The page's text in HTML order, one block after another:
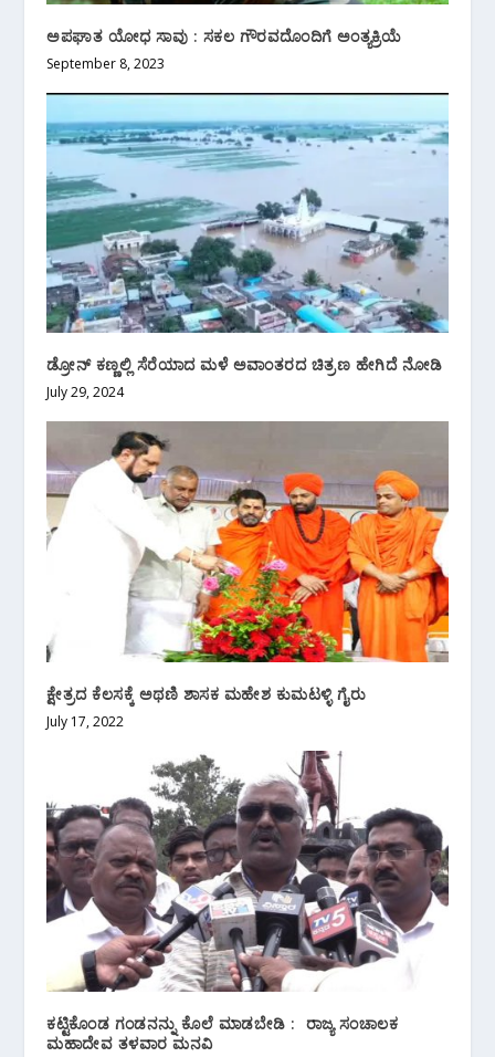
ಅಪಘಾತ ಯೋಧ ಸಾವು : ಸಕಲ ಗೌರವದೊಂದಿಗೆ ಅಂತ್ಯಕ್ರಿಯೆ
September 8, 2023
ಡ್ರೋನ್ ಕಣ್ಣಲ್ಲಿ ಸೆರೆಯಾದ ಮಳೆ ಅವಾಂತರದ ಚಿತ್ರಣ ಹೇಗಿದೆ ನೋಡಿ
July 29, 2024
ಕ್ಷೇತ್ರದ ಕೆಲಸಕ್ಕೆ ಅಥಣಿ ಶಾಸಕ ಮಹೇಶ ಕುಮಟಳ್ಳಿ ಗೈರು
July 17, 2022
ಕಟ್ಟಿಕೊಂಡ ಗಂಡನನ್ನು ಕೊಲೆ ಮಾಡಬೇಡಿ : ರಾಜ್ಯ ಸಂಚಾಲಕ
ಮಹಾದೇವ ತಳವಾರ ಮನವಿ